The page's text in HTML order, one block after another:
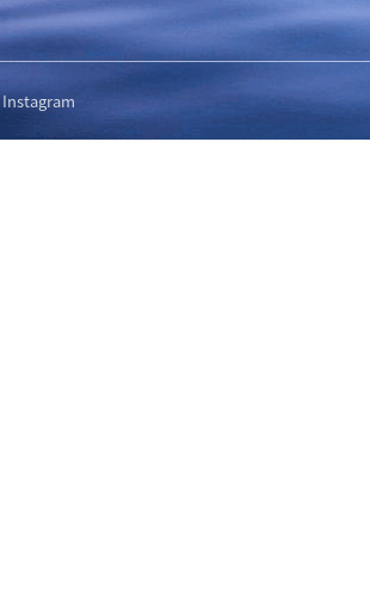
Instagram